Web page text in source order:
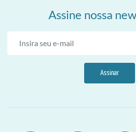
Assine nossa
Assinar